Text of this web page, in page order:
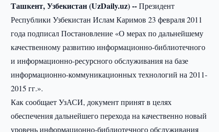
Ташкент, Узбекистан (UzDaily.uz) --Президент
Республики Узбекистан Ислам Каримов 23 февраля 2011
года подписал Постановление «О мерах по дальнейшему
качественному развитию информационно-библиотечного
и информационно-ресурсного обслуживания на базе
информационно-коммуникационных технологий на 2011-
2015 гг.».
Как сообщает УзАСИ, документ принят в целях
обеспечения дальнейшего перехода на качественно новый
уровень информационно-библиотечного обслуживания